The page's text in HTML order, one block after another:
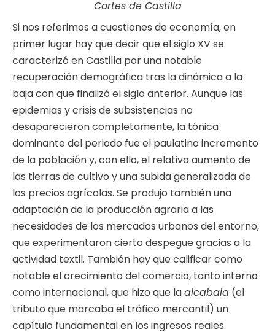
Cortes de Castilla
Si nos referimos a cuestiones de economía, en
primer lugar hay que decir que el siglo XV se
caracterizó en Castilla por una notable
recuperación demográfica tras la dinámica a la
baja con que finalizó el siglo anterior. Aunque las
epidemias y crisis de subsistencias no
desaparecieron completamente, la tónica
dominante del periodo fue el paulatino incremento
de la población y, con ello, el relativo aumento de
las tierras de cultivo y una subida generalizada de
los precios agrícolas. Se produjo también una
adaptación de la producción agraria a las
necesidades de los mercados urbanos del entorno,
que experimentaron cierto despegue gracias a la
actividad textil. También hay que calificar como
notable el crecimiento del comercio, tanto interno
como internacional, que hizo que laalcabala (el
tributo que marcaba el tráfico mercantil) un
capítulo fundamental en los ingresos reales.